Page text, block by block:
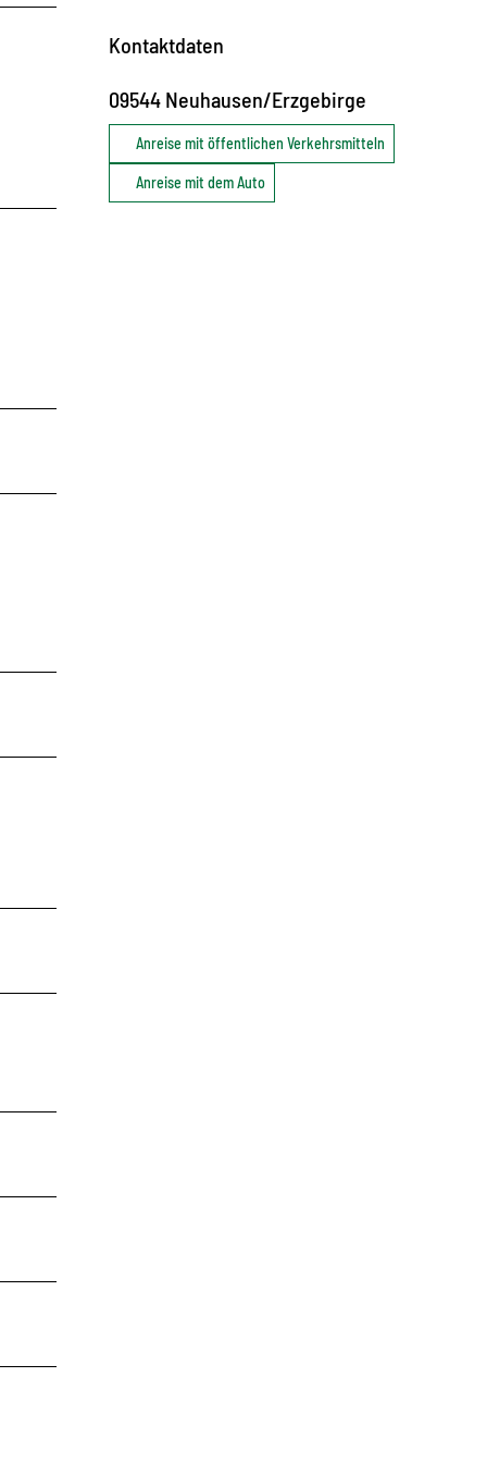
Kontaktdaten
09544 Neuhausen/Erzgebirge
Anreise mit öffentlichen Verkehrsmitteln
Anreise mit dem Auto